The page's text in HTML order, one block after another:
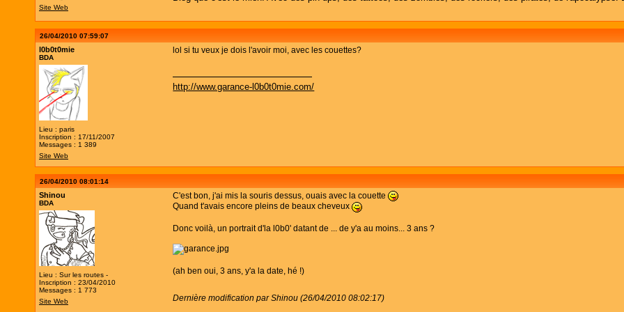
Site Web
26/04/2010 07:59:07
l0b0t0mie
BDA
Lieu : paris
Inscription : 17/11/2007
Messages : 1 389
Site Web
lol si tu veux je dois l'avoir moi, avec les couettes?
http://www.garance-l0b0t0mie.com/
26/04/2010 08:01:14
Shinou
BDA
Lieu : Sur les routes -
Inscription : 23/04/2010
Messages : 1 773
Site Web
C'est bon, j'ai mis la souris dessus, ouais avec la couette
Quand t'avais encore pleins de beaux cheveux
Donc voilà, un portrait d'la l0b0' datant de ... de y'a au moins... 3 ans ?
(ah ben oui, 3 ans, y'a la date, hé !)
Dernière modification par Shinou (26/04/2010 08:02:17)